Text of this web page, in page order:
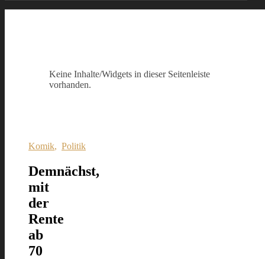
Keine Inhalte/Widgets in dieser Seitenleiste
vorhanden.
Komik, Politik
Demnächst,
mit
der
Rente
ab
70